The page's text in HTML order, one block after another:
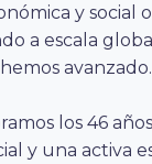
y
a escala
avanzado.
los 46
y una activa